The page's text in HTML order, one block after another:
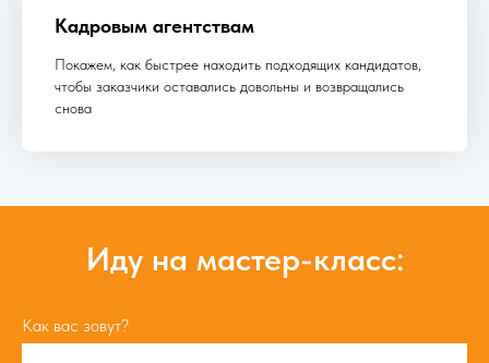
Кадровым агентствам
Покажем, как быстрее находить подходящих кандидатов,
чтобы заказчики оставались довольны и возвращались
снова
Иду на мастер-класс:
Как вас зовут?